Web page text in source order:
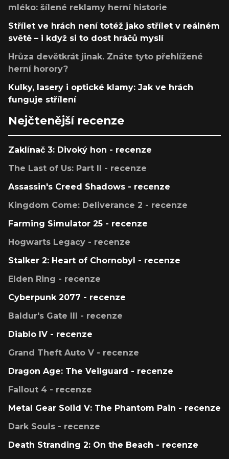
mléko: šílené reklamy herní historie
Střílet ve hrách není totéž jako střílet v reálném
světě – i když si to dost hráčů myslí
Hrůza devětkrát jinak. Znáte tyto přehlížené
herní horory?
Kulky, lasery i optické klamy: Jak ve hrách
funguje střílení
Nejčtenější recenze
Zaklínač 3: Divoký hon - recenze
The Last of Us: Part II - recenze
Assassin's Creed Shadows - recenze
Kingdom Come: Deliverance 2 - recenze
Farming Simulator 25 - recenze
Hogwarts Legacy - recenze
Stalker 2: Heart of Chornobyl - recenze
Elden Ring - recenze
Cyberpunk 2077 - recenze
Baldur's Gate III - recenze
Diablo IV - recenze
Grand Theft Auto V - recenze
Dragon Age: The Veilguard - recenze
Fallout 4 - recenze
Metal Gear Solid V: The Phantom Pain - recenze
Dark Souls - recenze
Death Stranding 2: On the Beach - recenze